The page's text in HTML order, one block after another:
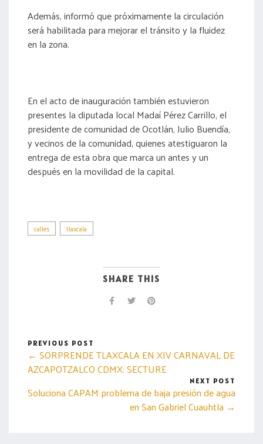
Además, informó que próximamente la circulación
será habilitada para mejorar el tránsito y la fluidez
en la zona.
En el acto de inauguración también estuvieron
presentes la diputada local Madaí Pérez Carrillo, el
presidente de comunidad de Ocotlán, Julio Buendía,
y vecinos de la comunidad, quienes atestiguaron la
entrega de esta obra que marca un antes y un
después en la movilidad de la capital.
calles tlaxcala
SHARE THIS
PREVIOUS POST
← SORPRENDE TLAXCALA EN XIV CARNAVAL DE
AZCAPOTZALCO CDMX: SECTURE
NEXT POST
Soluciona CAPAM problema de baja presión de agua
en San Gabriel Cuauhtla →